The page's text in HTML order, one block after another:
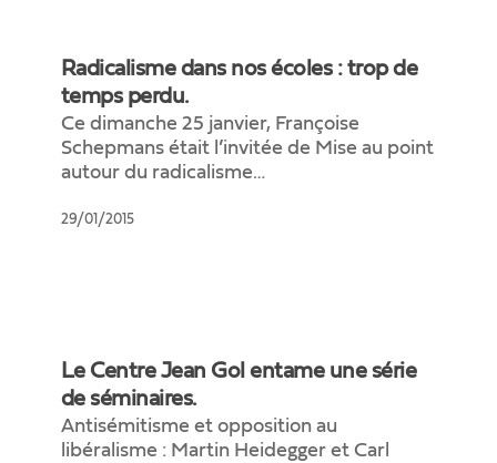
dans
trop
temps
perdu.
Radicalisme dans nos écoles : trop de
temps perdu.
Ce dimanche 25 janvier, Françoise
Schepmans était l’invitée de Mise au point
autour du radicalisme…
29/01/2015
Centre
Jean
entame
Le Centre Jean Gol entame une série
de séminaires.
Antisémitisme et opposition au
libéralisme : Martin Heidegger et Carl